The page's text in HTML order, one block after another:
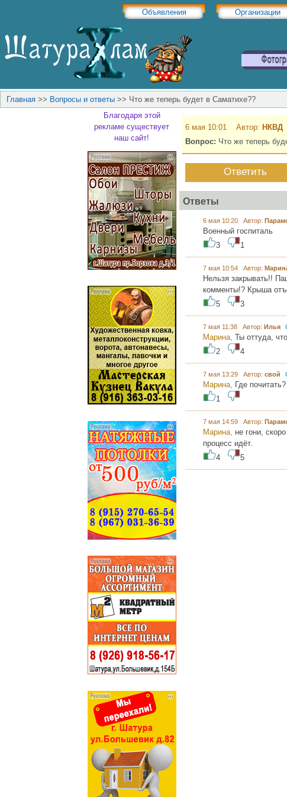
Объявления Организации
Главная >> Вопросы и ответы >> Что же теперь будет в Саматихе??
Благодаря этой
рекламе существует
наш сайт!
6 мая 10:01 Автор: НКВД
Вопрос: Что же теперь
Ответить
Ответы
6 мая 10:20 Автор:
Военный госпиталь
3
1
7 мая 10:54 Автор:
Нельзя закрывать!!
комменты!? Крыша
5
3
7 мая 11:38 Автор: Илья
Марина, Ты оттуда,
2
4
7 мая 13:29 Автор: свой
Марина, Где почитать?
1
7 мая 14:59 Автор:
Марина, не гони,
процесс идёт.
4
5